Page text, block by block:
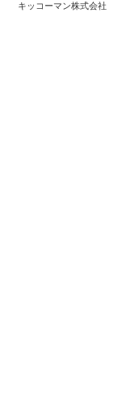
キッコーマン株式会社